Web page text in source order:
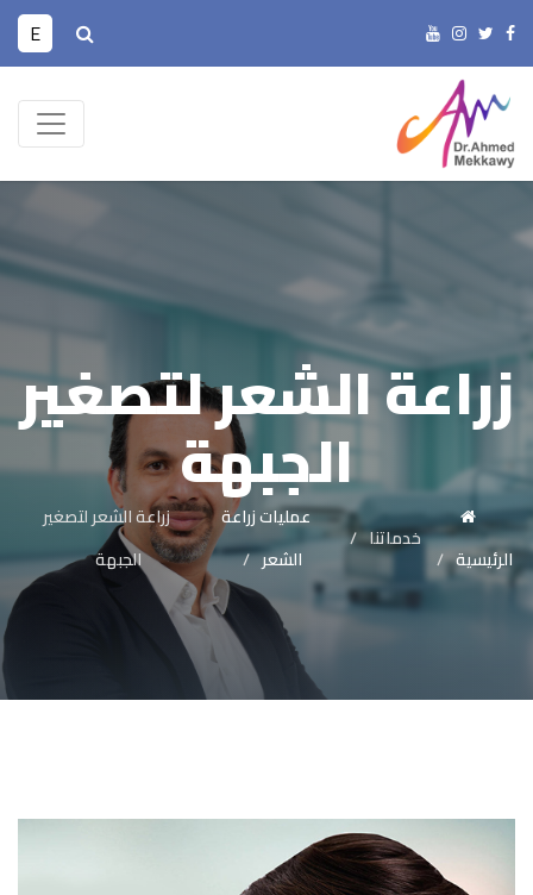
E
زراعة الشعر لتصغير
الجبهة
الرئيسية
خدماتنا
عمليات زراعة
الشعر
زراعة الشعر لتصغير
الجبهة